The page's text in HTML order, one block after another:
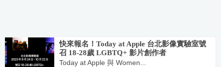
快來報名！Today at Apple 台北影像實驗室號
召 18-28歲 LGBTQ+ 影片創作者
Today at Apple 與 Women...